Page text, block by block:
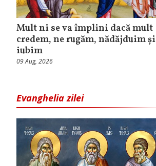
Mult ni se va împlini dacă mult
credem, ne rugăm, nădăjduim și
iubim
09 Aug, 2026
Evanghelia zilei